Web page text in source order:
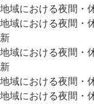
地域における夜間
地域における夜間
新
地域における夜間
新
地域における夜間
地域における夜間